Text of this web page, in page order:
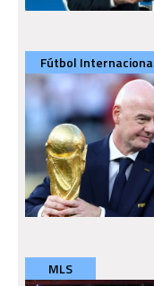
Fútbol
MLS